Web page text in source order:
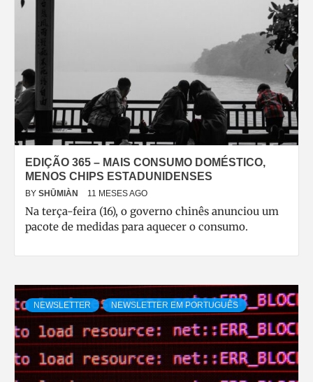
EDIÇÃO 365 – MAIS CONSUMO DOMÉSTICO,
MENOS CHIPS ESTADUNIDENSES
BY SHŪMIÀN 11 MESES AGO
Na terça-feira (16), o governo chinês anunciou um
pacote de medidas para aquecer o consumo.
NEWSLETTER NEWSLETTER EM PORTUGUÊS